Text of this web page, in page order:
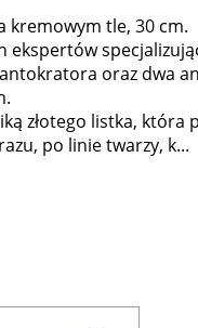
kremowym tle, 30 cm.
ekspertów
oraz dwa
złotego listka, która
po linie twarzy, k...